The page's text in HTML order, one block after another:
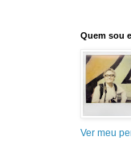
Quem sou
Ver meu